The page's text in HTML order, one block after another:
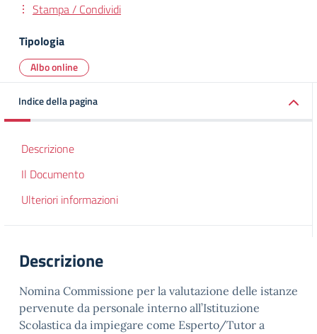
Stampa / Condividi
Tipologia
Albo online
Indice della pagina
Descrizione
Il Documento
Ulteriori informazioni
Descrizione
Nomina Commissione per la valutazione delle istanze
pervenute da personale interno all’Istituzione
Scolastica da impiegare come Esperto/Tutor a